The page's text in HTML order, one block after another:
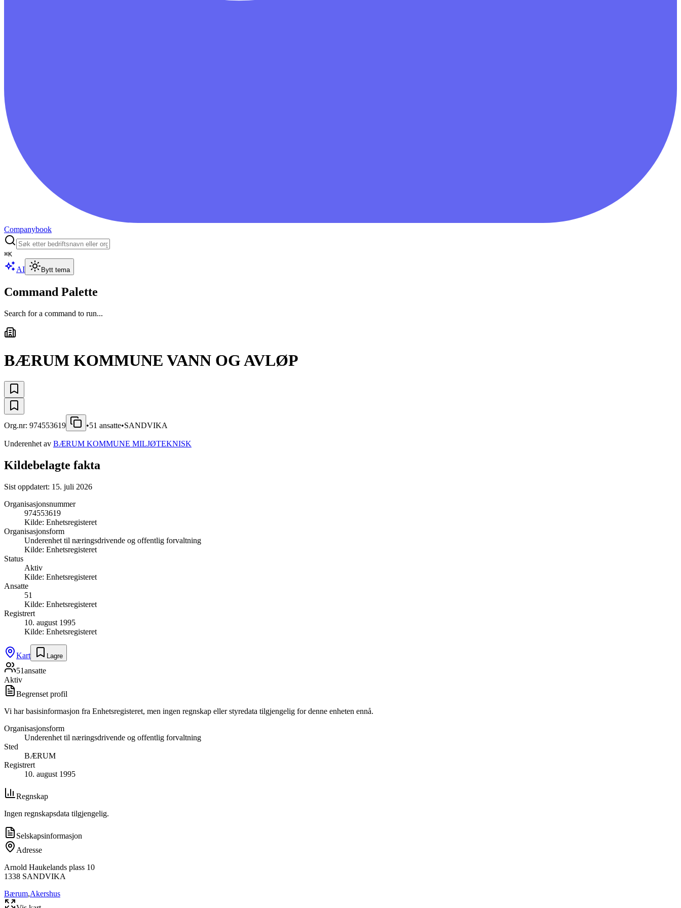
Companybook
⌘K
AI Bytt tema
Command Palette
Search for a command to run...
BÆRUM KOMMUNE VANN OG AVLØP
Org.nr: 974553619 •51 ansatte•SANDVIKA
Underenhet av BÆRUM KOMMUNE MILJØTEKNISK
Kildebelagte fakta
Sist oppdatert: 15. juli 2026
Organisasjonsnummer
974553619
Kilde: Enhetsregisteret
Organisasjonsform
Underenhet til næringsdrivende og offentlig forvaltning
Kilde: Enhetsregisteret
Status
Aktiv
Kilde: Enhetsregisteret
Ansatte
51
Kilde: Enhetsregisteret
Registrert
10. august 1995
Kilde: Enhetsregisteret
Kart Lagre
51ansatte
Aktiv
Begrenset profil
Vi har basisinformasjon fra Enhetsregisteret, men ingen regnskap eller styredata tilgjengelig for denne enheten ennå.
Organisasjonsform
Underenhet til næringsdrivende og offentlig forvaltning
Sted
BÆRUM
Registrert
10. august 1995
Regnskap
Ingen regnskapsdata tilgjengelig.
Selskapsinformasjon
Adresse
Arnold Haukelands plass 10
1338 SANDVIKA
Bærum,Akershus